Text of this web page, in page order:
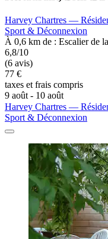
Harvey Chartres —
Sport & Déconnexion
À 0,6 km de : Escalier de
6,8/10
(6 avis)
77 €
taxes et frais compris
9 août - 10 août
Harvey Chartres —
Sport & Déconnexion